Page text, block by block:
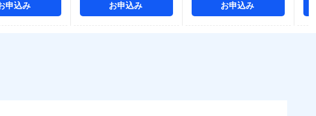
申込み
お申込み
お申込み